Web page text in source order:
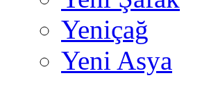
Yeniçağ
Yeni Asya